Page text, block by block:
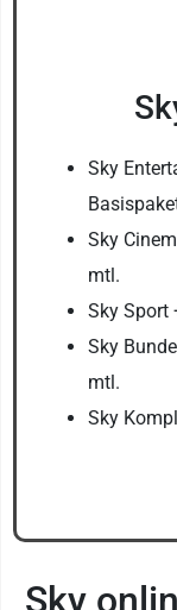
Sky
Sky
mtl.
Sky Sport
Sky
mtl.
Sky
Sky